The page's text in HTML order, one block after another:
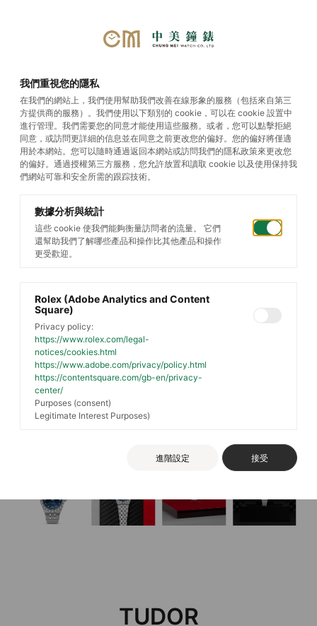
TUDOR Royal
TUDOR
我們重視您的隱私
在我們的網站上，我們使用幫助我們改善在線形象的服務（包括來自第三
方提供商的服務）。我們使用以下類別的 cookie，可以在 cookie 設置中
進行管理。我們需要您的同意才能使用這些服務。或者，您可以點擊拒絕
同意，或訪問更詳細的信息並在同意之前更改您的偏好。您的偏好將僅適
用於本網站。您可以隨時通過返回本網站或訪問我們的隱私政策來更改您
的偏好。通過授權第三方服務，您允許放置和讀取 cookie 以及使用保持我
們網站可靠和安全所需的跟踪技術。
數據分析與統計
這些 cookie 使我們能夠衡量訪問者的流量。 它們
還幫助我們了解哪些產品和操作比其他產品和操作
更受歡迎。
Rolex (Adobe Analytics and Content
Square)
Privacy policy:
https://www.rolex.com/legal-
notices/cookies.html
https://www.adobe.com/privacy/policy.html
https://contentsquare.com/gb-en/privacy-
center/
Purposes (consent)
Legitimate Interest Purposes)
進階設定 接受